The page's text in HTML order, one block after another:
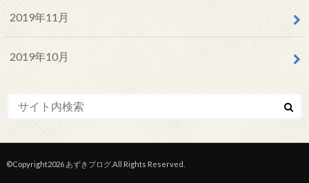
2019年11月
2019年10月
©Copyright2026 あずきブログ.All Rights Reserved.